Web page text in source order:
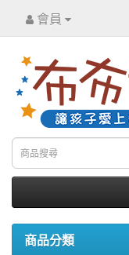
會員
商品分類